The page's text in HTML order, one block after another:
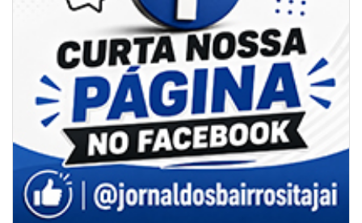
09/08/2026 | 07:00
Projeto BC em Traços está com inscrições abertas
ITAJAÍ